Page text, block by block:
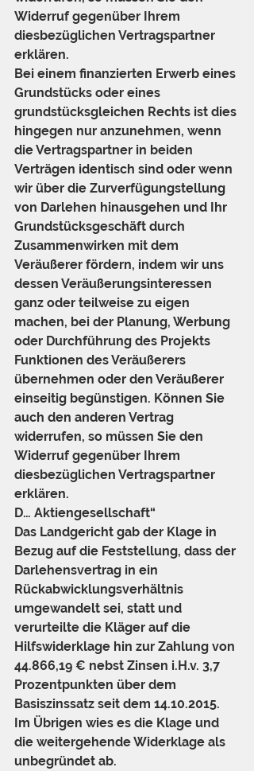
Widerruf gegenüber Ihrem
diesbezüglichen Vertragspartner
erklären.
Bei einem finanzierten Erwerb eines
Grundstücks oder eines
grundstücksgleichen Rechts ist dies
hingegen nur anzunehmen, wenn
die Vertragspartner in beiden
Verträgen identisch sind oder wenn
wir über die Zurverfügungstellung
von Darlehen hinausgehen und Ihr
Grundstücksgeschäft durch
Zusammenwirken mit dem
Veräußerer fördern, indem wir uns
dessen Veräußerungsinteressen
ganz oder teilweise zu eigen
machen, bei der Planung, Werbung
oder Durchführung des Projekts
Funktionen des Veräußerers
übernehmen oder den Veräußerer
einseitig begünstigen. Können Sie
auch den anderen Vertrag
widerrufen, so müssen Sie den
Widerruf gegenüber Ihrem
diesbezüglichen Vertragspartner
erklären.
D… Aktiengesellschaft“
Das Landgericht gab der Klage in
Bezug auf die Feststellung, dass der
Darlehensvertrag in ein
Rückabwicklungsverhältnis
umgewandelt sei, statt und
verurteilte die Kläger auf die
Hilfswiderklage hin zur Zahlung von
44.866,19 € nebst Zinsen i.H.v. 3,7
Prozentpunkten über dem
Basiszinssatz seit dem 14.10.2015.
Im Übrigen wies es die Klage und
die weitergehende Widerklage als
unbegründet ab.